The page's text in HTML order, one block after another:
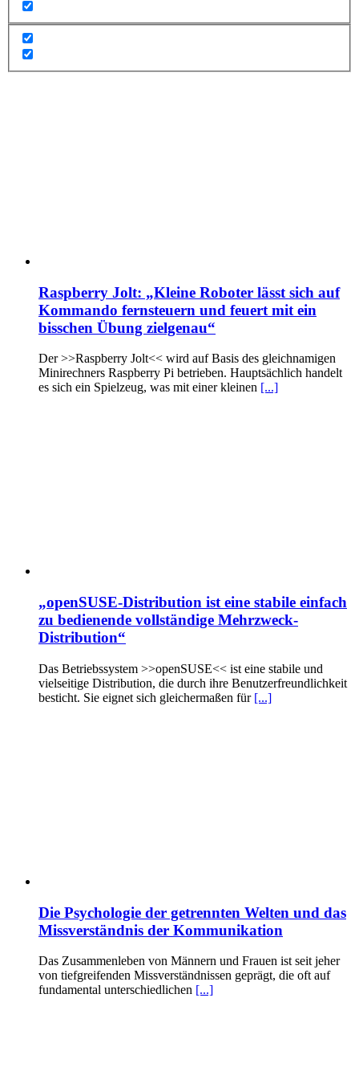
Raspberry Jolt: „Kleine Roboter lässt sich auf
Kommando fernsteuern und feuert mit ein
bisschen Übung zielgenau“
Der >>Raspberry Jolt<< wird auf Basis des gleichnamigen
Minirechners Raspberry Pi betrieben. Hauptsächlich handelt
es sich ein Spielzeug, was mit einer kleinen [...]
„openSUSE-Distribution ist eine stabile einfach
zu bedienende vollständige Mehrzweck-
Distribution“
Das Betriebssystem >>openSUSE<< ist eine stabile und
vielseitige Distribution, die durch ihre Benutzerfreundlichkeit
besticht. Sie eignet sich gleichermaßen für [...]
Die Psychologie der getrennten Welten und das
Missverständnis der Kommunikation
Das Zusammenleben von Männern und Frauen ist seit jeher
von tiefgreifenden Missverständnissen geprägt, die oft auf
fundamental unterschiedlichen [...]